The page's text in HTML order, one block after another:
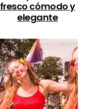
fresco cómodo y
elegante